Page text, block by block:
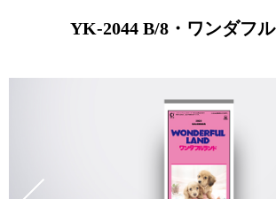
YK-2044 B/8・ワンダフ